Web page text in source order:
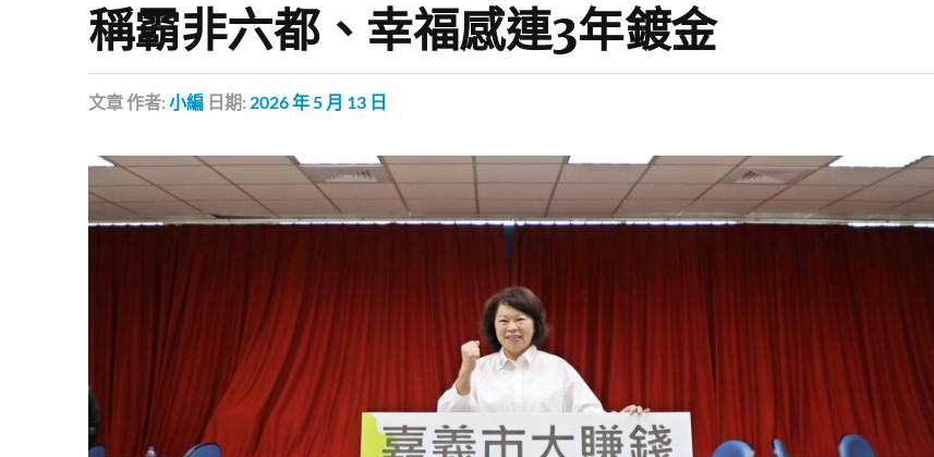
稱霸非六都、幸福感連3年鍍金
文章作者: 小編 日期: 2026 年 5 月 13 日